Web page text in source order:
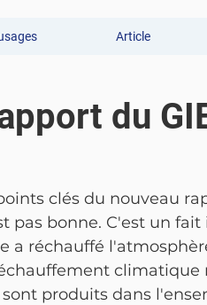
Article
du
clés du nouveau
pas bonne. C'est un
a réchauffé
climatique
produits dans